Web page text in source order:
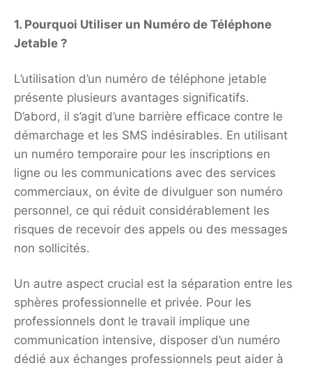
1. Pourquoi Utiliser un Numéro de Téléphone
Jetable ?
L’utilisation d’un numéro de téléphone jetable
présente plusieurs avantages significatifs.
D’abord, il s’agit d’une barrière efficace contre le
démarchage et les SMS indésirables. En utilisant
un numéro temporaire pour les inscriptions en
ligne ou les communications avec des services
commerciaux, on évite de divulguer son numéro
personnel, ce qui réduit considérablement les
risques de recevoir des appels ou des messages
non sollicités.
Un autre aspect crucial est la séparation entre les
sphères professionnelle et privée. Pour les
professionnels dont le travail implique une
communication intensive, disposer d’un numéro
dédié aux échanges professionnels peut aider à